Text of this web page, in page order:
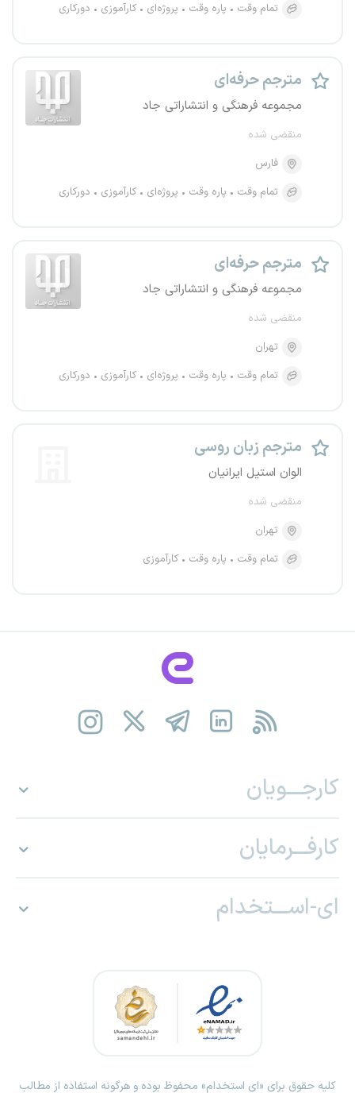
تمام وقت
پاره وقت پروژه‌ای کارآموزی دورکاری
مترجم حرفه‌ای
مجموعه فرهنگی و انتشاراتی جاد
منقضی شده
فارس
تمام وقت
پاره وقت پروژه‌ای کارآموزی دورکاری
مترجم حرفه‌ای
مجموعه فرهنگی و انتشاراتی جاد
منقضی شده
تهران
تمام وقت
پاره وقت پروژه‌ای کارآموزی دورکاری
مترجم زبان روسی
الوان استیل ایرانیان
منقضی شده
تهران
تمام وقت
پاره وقت کارآموزی
کارجـــویان
کارفـــرمایان
ای-اســـتخدام
کلیه حقوق برای «ای استخدام» محفوظ بوده و هرگونه استفاده از مطالب